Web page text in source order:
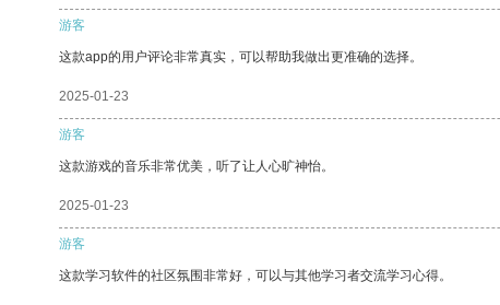
游客
这款app的用户评论非常真实，可以帮助我做出更准确的选择。
2025-01-23
游客
这款游戏的音乐非常优美，听了让人心旷神怡。
2025-01-23
游客
这款学习软件的社区氛围非常好，可以与其他学习者交流学习心得。